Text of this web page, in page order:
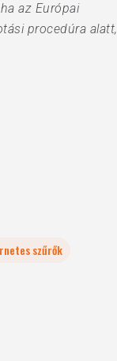
az Európai
procedúra alatt,
szűrők